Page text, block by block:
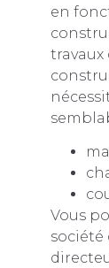
en
Vous
société